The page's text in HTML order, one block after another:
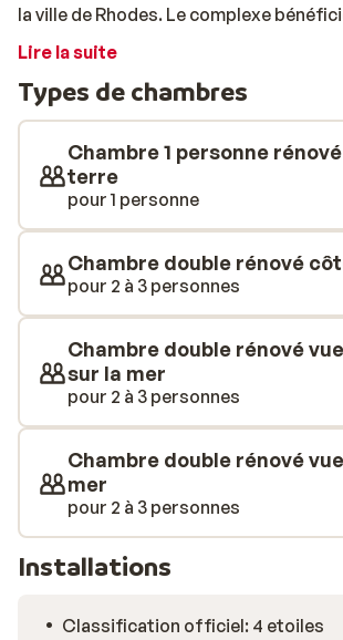
la ville de Rhodes. Le complexe
emplacement calme, et les rues
aurez l’occasion de découvrir la vieille
plage à proximité, le complexe ravira
farniente. Il possède également une
située dans la cour. En cas de petite
commander un verre au bar. Le
de l’hôtel sera à vos petits soins tout
Lire la suite
Types de chambres
Chambre 1 personne
terre
pour 1 personne
Chambre double rénové
pour 2 à 3 personnes
Chambre double rénové
sur la mer
pour 2 à 3 personnes
Chambre double rénové
mer
pour 2 à 3 personnes
Installations
Classification officiel: 4 etoiles